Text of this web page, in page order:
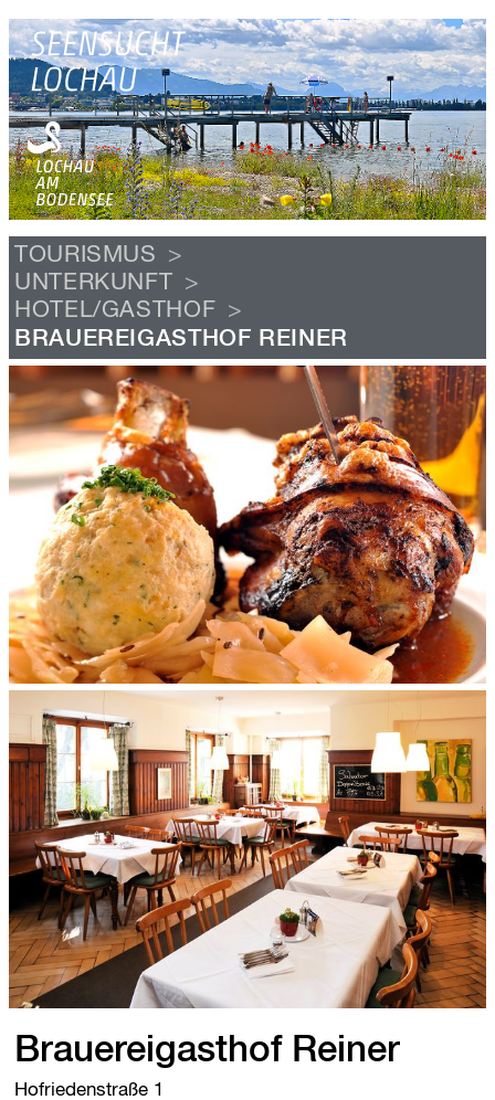
TOURISMUS
UNTERKUNFT
HOTEL/GASTHOF
BRAUEREIGASTHOF REINER
Brauereigasthof Reiner
Hofriedenstraße 1